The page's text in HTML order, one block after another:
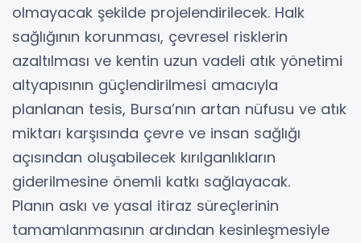
olmayacak şekilde projelendirilecek. Halk
sağlığının korunması, çevresel risklerin
azaltılması ve kentin uzun vadeli atık yönetimi
altyapısının güçlendirilmesi amacıyla
planlanan tesis, Bursa’nın artan nüfusu ve atık
miktarı karşısında çevre ve insan sağlığı
açısından oluşabilecek kırılganlıkların
giderilmesine önemli katkı sağlayacak.
Planın askı ve yasal itiraz süreçlerinin
tamamlanmasının ardından kesinleşmesiyle